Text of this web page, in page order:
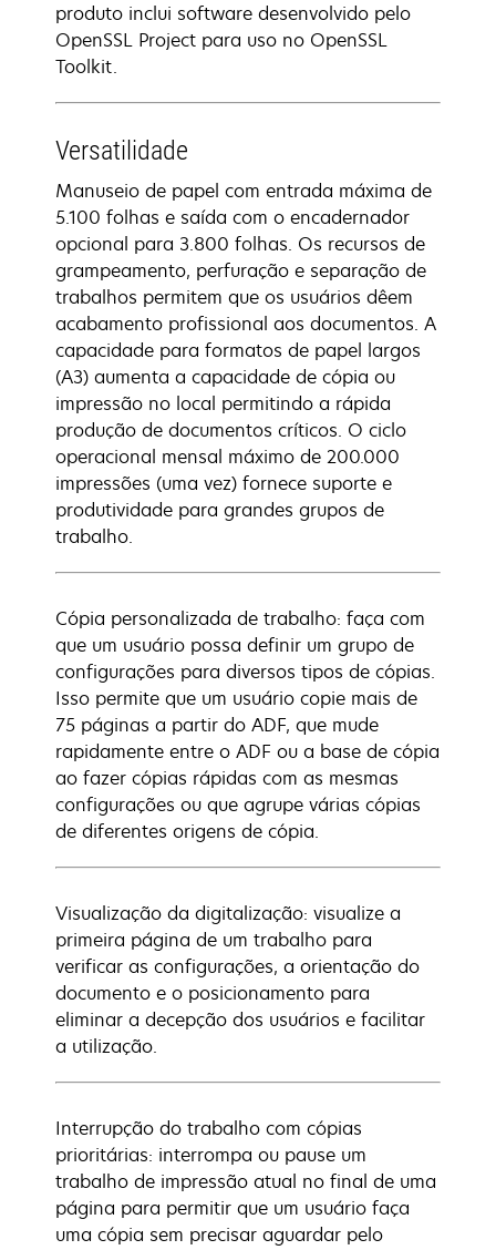
produto inclui software desenvolvido pelo
OpenSSL Project para uso no OpenSSL
Toolkit.
Versatilidade
Manuseio de papel com entrada máxima de
5.100 folhas e saída com o encadernador
opcional para 3.800 folhas. Os recursos de
grampeamento, perfuração e separação de
trabalhos permitem que os usuários dêem
acabamento profissional aos documentos. A
capacidade para formatos de papel largos
(A3) aumenta a capacidade de cópia ou
impressão no local permitindo a rápida
produção de documentos críticos. O ciclo
operacional mensal máximo de 200.000
impressões (uma vez) fornece suporte e
produtividade para grandes grupos de
trabalho.
Cópia personalizada de trabalho: faça com
que um usuário possa definir um grupo de
configurações para diversos tipos de cópias.
Isso permite que um usuário copie mais de
75 páginas a partir do ADF, que mude
rapidamente entre o ADF ou a base de cópia
ao fazer cópias rápidas com as mesmas
configurações ou que agrupe várias cópias
de diferentes origens de cópia.
Visualização da digitalização: visualize a
primeira página de um trabalho para
verificar as configurações, a orientação do
documento e o posicionamento para
eliminar a decepção dos usuários e facilitar
a utilização.
Interrupção do trabalho com cópias
prioritárias: interrompa ou pause um
trabalho de impressão atual no final de uma
página para permitir que um usuário faça
uma cópia sem precisar aguardar pelo